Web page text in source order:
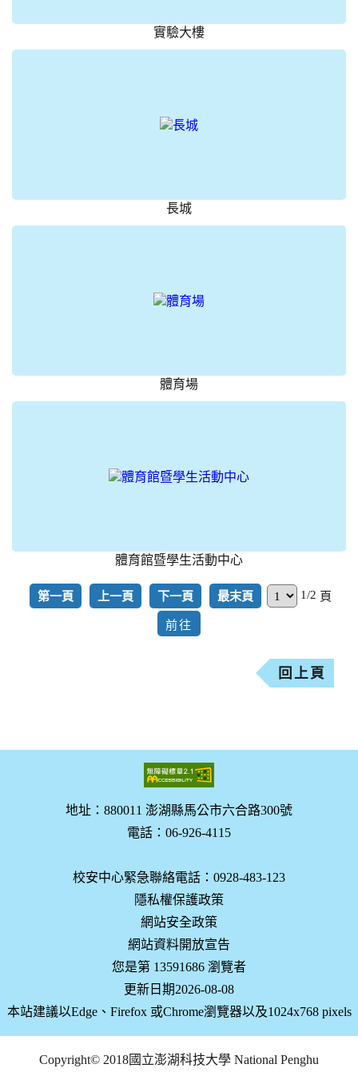
實驗大樓
長城
體育場
體育館暨學生活動中心
第一頁 上一頁 下一頁 最末頁 1/2 頁
回上頁
地址：880011 澎湖縣馬公市六合路300號
電話：06-926-4115
校安中心緊急聯絡電話：0928-483-123
隱私權保護政策
網站安全政策
網站資料開放宣告
您是第 13591686 瀏覽者
更新日期2026-08-08
本站建議以Edge、Firefox 或Chrome瀏覽器以及1024x768 pixels
Copyright© 2018國立澎湖科技大學 National Penghu